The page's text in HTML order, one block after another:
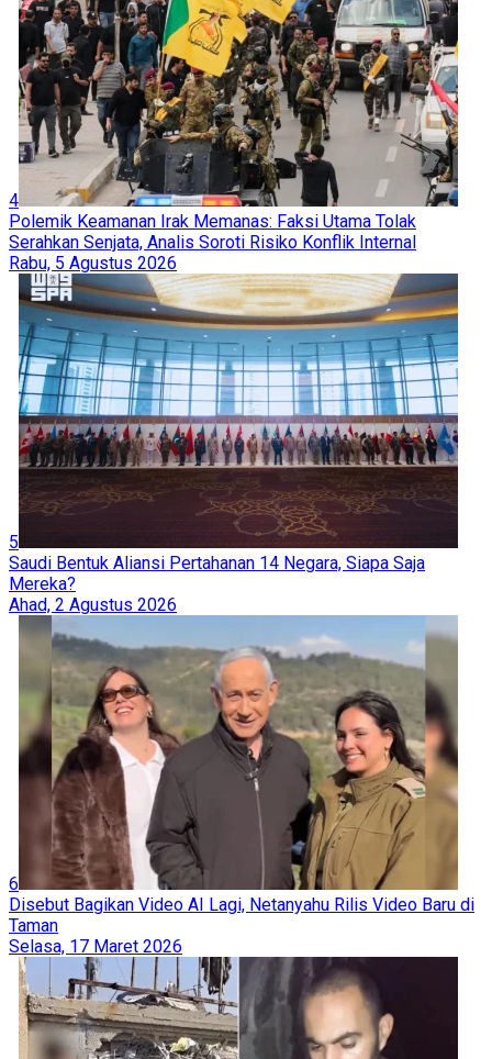
4
Polemik Keamanan Irak Memanas: Faksi Utama Tolak
Serahkan Senjata, Analis Soroti Risiko Konflik Internal
Rabu, 5 Agustus 2026
5
Saudi Bentuk Aliansi Pertahanan 14 Negara, Siapa Saja
Mereka?
Ahad, 2 Agustus 2026
6
Disebut Bagikan Video AI Lagi, Netanyahu Rilis Video Baru di
Taman
Selasa, 17 Maret 2026